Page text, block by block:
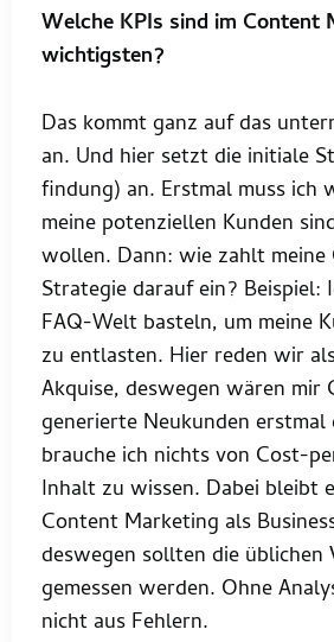
Welche KPIs sind im Content
wichtigsten?
Das kommt ganz auf das
an. Und hier setzt die initiale
findung) an. Erstmal muss ich
meine potenziellen Kunden
wollen. Dann: wie zahlt
Strategie darauf ein? Beispiel:
FAQ-Welt basteln, um meine
zu entlasten. Hier reden wir
Akquise, deswegen wären mir
generierte Neukunden
brauche ich nichts von Cost-
Inhalt zu wissen. Dabei bleibt
Content Marketing als
deswegen sollten die üblichen
gemessen werden. Ohne
nicht aus Fehlern.